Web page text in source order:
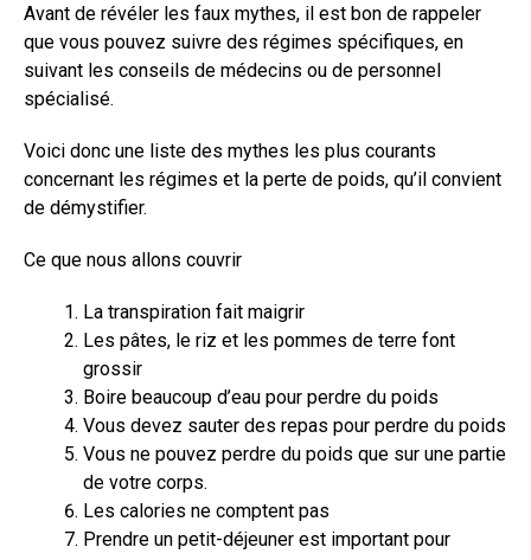
Avant de révéler les faux mythes, il est bon de rappeler
que vous pouvez suivre des régimes spécifiques, en
suivant les conseils de médecins ou de personnel
spécialisé.
Voici donc une liste des mythes les plus courants
concernant les régimes et la perte de poids, qu’il convient
de démystifier.
Ce que nous allons couvrir
La transpiration fait maigrir
Les pâtes, le riz et les pommes de terre font
grossir
Boire beaucoup d’eau pour perdre du poids
Vous devez sauter des repas pour perdre du poids
Vous ne pouvez perdre du poids que sur une partie
de votre corps.
Les calories ne comptent pas
Prendre un petit-déjeuner est important pour